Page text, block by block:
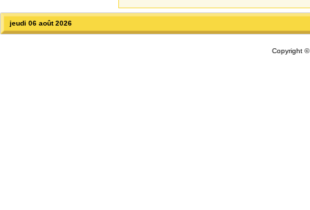
jeudi 06 août 2026
Copyright